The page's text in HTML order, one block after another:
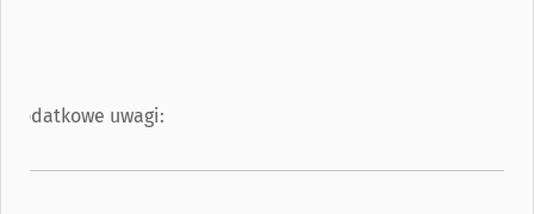
Dodatkowe uwagi: